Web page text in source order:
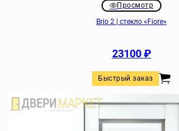
Просмотр
Brio 2 | стекло «Fiore»
23100₽
Быстрый заказ